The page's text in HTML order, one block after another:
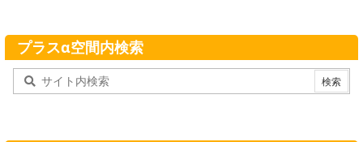
プラスα空間内検索